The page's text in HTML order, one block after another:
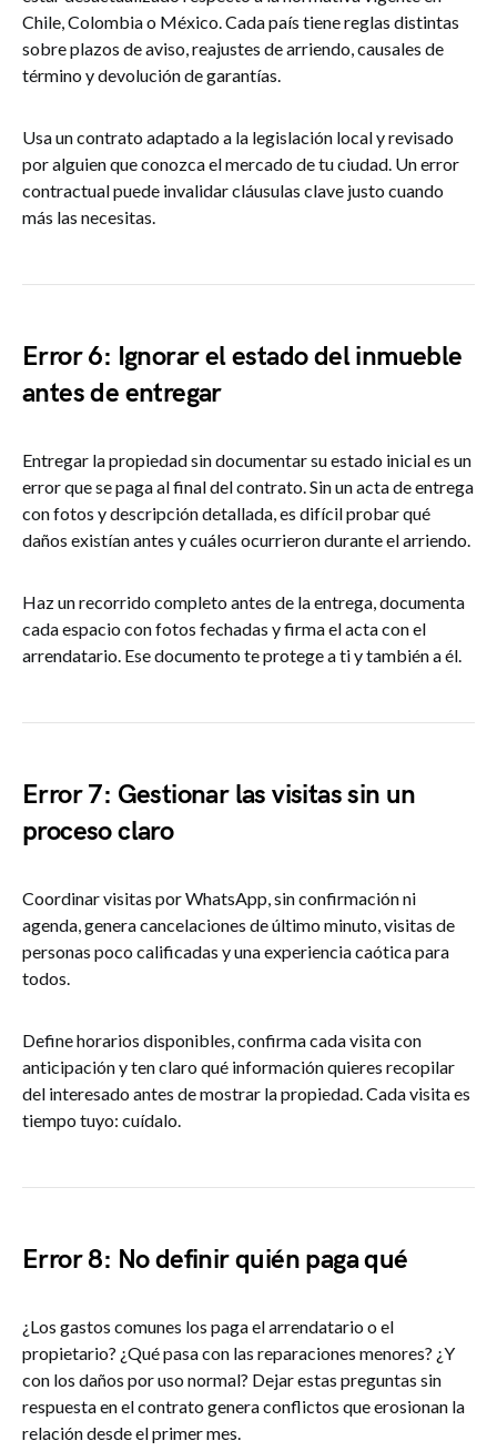
Chile, Colombia o México. Cada país tiene reglas distintas
sobre plazos de aviso, reajustes de arriendo, causales de
término y devolución de garantías.
Usa un contrato adaptado a la legislación local y revisado
por alguien que conozca el mercado de tu ciudad. Un error
contractual puede invalidar cláusulas clave justo cuando
más las necesitas.
Error 6: Ignorar el estado del inmueble
antes de entregar
Entregar la propiedad sin documentar su estado inicial es un
error que se paga al final del contrato. Sin un acta de entrega
con fotos y descripción detallada, es difícil probar qué
daños existían antes y cuáles ocurrieron durante el arriendo.
Haz un recorrido completo antes de la entrega, documenta
cada espacio con fotos fechadas y firma el acta con el
arrendatario. Ese documento te protege a ti y también a él.
Error 7: Gestionar las visitas sin un
proceso claro
Coordinar visitas por WhatsApp, sin confirmación ni
agenda, genera cancelaciones de último minuto, visitas de
personas poco calificadas y una experiencia caótica para
todos.
Define horarios disponibles, confirma cada visita con
anticipación y ten claro qué información quieres recopilar
del interesado antes de mostrar la propiedad. Cada visita es
tiempo tuyo: cuídalo.
Error 8: No definir quién paga qué
¿Los gastos comunes los paga el arrendatario o el
propietario? ¿Qué pasa con las reparaciones menores? ¿Y
con los daños por uso normal? Dejar estas preguntas sin
respuesta en el contrato genera conflictos que erosionan la
relación desde el primer mes.